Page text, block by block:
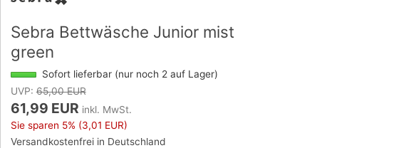
Sebra Bettwäsche Junior mist
green
Sofort lieferbar (nur noch 2 auf Lager)
UVP:65,00 EUR
61,99 EUR inkl. MwSt.
Sie sparen 5% (3,01 EUR)
Versandkostenfrei in Deutschland